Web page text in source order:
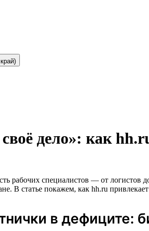
дело»: как
рабочих специалистов — от логистов
В статье покажем, как hh.ru
в дефиците: